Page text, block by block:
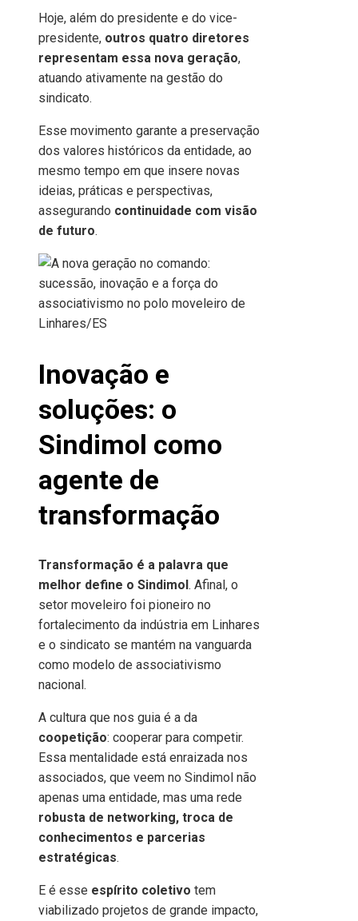
Hoje, além do presidente e do vice-
presidente, outros quatro diretores
representam essa nova geração,
atuando ativamente na gestão do
sindicato.
Esse movimento garante a preservação
dos valores históricos da entidade, ao
mesmo tempo em que insere novas
ideias, práticas e perspectivas,
assegurando continuidade com visão
de futuro.
Inovação e
soluções: o
Sindimol como
agente de
transformação
Transformação é a palavra que
melhor define o Sindimol. Afinal, o
setor moveleiro foi pioneiro no
fortalecimento da indústria em Linhares
e o sindicato se mantém na vanguarda
como modelo de associativismo
nacional.
A cultura que nos guia é a da
coopetição: cooperar para competir.
Essa mentalidade está enraizada nos
associados, que veem no Sindimol não
apenas uma entidade, mas uma rede
robusta de networking, troca de
conhecimentos e parcerias
estratégicas.
E é esse espírito coletivo tem
viabilizado projetos de grande impacto,